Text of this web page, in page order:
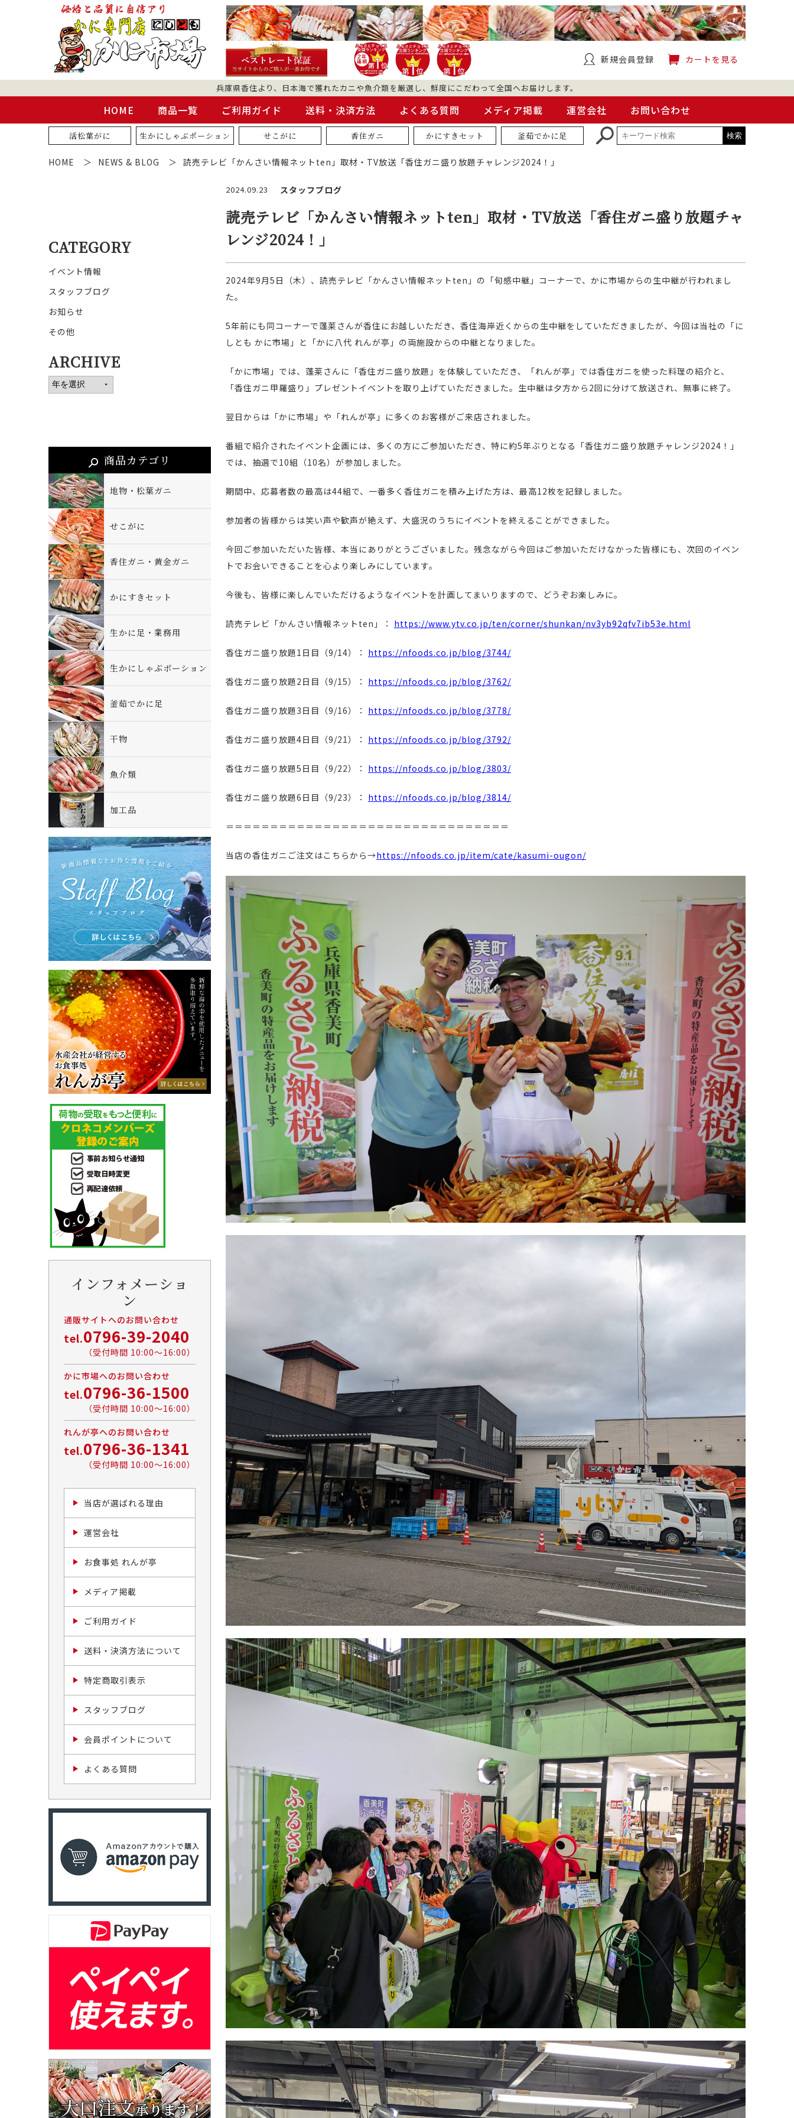
新規会員登録 カートを見る
兵庫県香住より、日本海で獲れたカニや魚介類を厳選し、鮮度にこだわって全国へお届けします。
HOME 商品一覧 ご利用ガイド 送料・決済方法 よくある質問 メディア掲載 運営会社 お問い合わせ
活松葉がに 生かにしゃぶポーション せこがに 香住ガニ かにすきセット 釜茹でかに足
HOME NEWS & BLOG 読売テレビ「かんさい情報ネットten」取材・TV放送「香住ガニ盛り放題チャレンジ2024！」
2024.09.23 スタッフブログ
読売テレビ「かんさい情報ネットten」取材・TV放送「香住ガニ盛り放題チャ
レンジ2024！」
2024年9月5日（木）、読売テレビ「かんさい情報ネットten」の「旬感中継」コーナーで、かに市場からの生中継が行われまし
た。
5年前にも同コーナーで蓬莱さんが香住にお越しいただき、香住海岸近くからの生中継をしていただきましたが、今回は当社の「に
しとも かに市場」と「かに八代 れんが亭」の両施設からの中継となりました。
「かに市場」では、蓬莱さんに「香住ガニ盛り放題」を体験していただき、「れんが亭」では香住ガニを使った料理の紹介と、
「香住ガニ甲羅盛り」プレゼントイベントを取り上げていただきました。生中継は夕方から2回に分けて放送され、無事に終了。
翌日からは「かに市場」や「れんが亭」に多くのお客様がご来店されました。
番組で紹介されたイベント企画には、多くの方にご参加いただき、特に約5年ぶりとなる「香住ガニ盛り放題チャレンジ2024！」
では、抽選で10組（10名）が参加しました。
期間中、応募者数の最高は44組で、一番多く香住ガニを積み上げた方は、最高12枚を記録しました。
参加者の皆様からは笑い声や歓声が絶えず、大盛況のうちにイベントを終えることができました。
今回ご参加いただいた皆様、本当にありがとうございました。残念ながら今回はご参加いただけなかった皆様にも、次回のイベン
トでお会いできることを心より楽しみにしています。
今後も、皆様に楽しんでいただけるようなイベントを計画してまいりますので、どうぞお楽しみに。
読売テレビ「かんさい情報ネットten」： https://www.ytv.co.jp/ten/corner/shunkan/nv3yb92qfv7ib53e.html
香住ガニ盛り放題1日目（9/14）： https://nfoods.co.jp/blog/3744/
香住ガニ盛り放題2日目（9/15）： https://nfoods.co.jp/blog/3762/
香住ガニ盛り放題3日目（9/16）： https://nfoods.co.jp/blog/3778/
香住ガニ盛り放題4日目（9/21）： https://nfoods.co.jp/blog/3792/
香住ガニ盛り放題5日目（9/22）： https://nfoods.co.jp/blog/3803/
香住ガニ盛り放題6日目（9/23）： https://nfoods.co.jp/blog/3814/
＝＝＝＝＝＝＝＝＝＝＝＝＝＝＝＝＝＝＝＝＝＝＝＝＝＝＝＝＝＝＝＝
当店の香住ガニご注文はこちらから→https://nfoods.co.jp/item/cate/kasumi-ougon/
CATEGORY
イベント情報
スタッフブログ
お知らせ
その他
ARCHIVE
商品カテゴリ
地物・松葉ガニ
せこがに
香住ガニ・黄金ガニ
かにすきセット
生かに足・業務用
生かにしゃぶポーション
釜茹でかに足
干物
魚介類
加工品
インフォメーショ
ン
通販サイトへのお問い合わせ
tel.0796-39-2040
（受付時間 10:00〜16:00）
かに市場へのお問い合わせ
tel.0796-36-1500
（受付時間 10:00〜16:00）
れんが亭へのお問い合わせ
tel.0796-36-1341
（受付時間 10:00〜16:00）
当店が選ばれる理由
運営会社
お食事処 れんが亭
メディア掲載
ご利用ガイド
送料・決済方法について
特定商取引表示
スタッフブログ
会員ポイントについて
よくある質問